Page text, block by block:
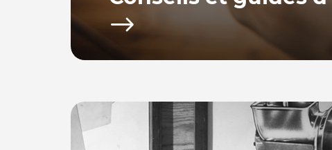
Bacchus equipements vous propose toute une
d’achat afin de vous fournir les conseils pour
utiliser votre équipement.